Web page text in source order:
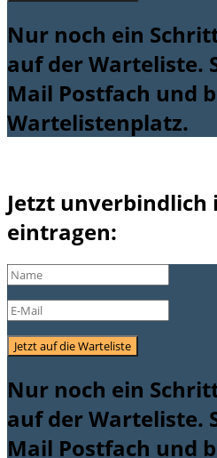
Nur noch ein
auf der Warteliste.
Mail Postfach und
Wartelistenplatz.
Jetzt unverbindlich
eintragen:
Jetzt auf die Warteliste
Nur noch ein
auf der Warteliste.
Mail Postfach und